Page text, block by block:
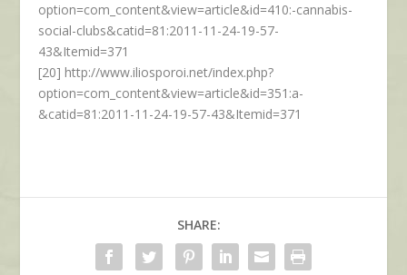
option=com_content&view=article&id=410:-cannabis-
social-clubs&catid=81:2011-11-24-19-57-
43&Itemid=371
[20] http://www.iliosporoi.net/index.php?
option=com_content&view=article&id=351:a-
&catid=81:2011-11-24-19-57-43&Itemid=371
SHARE: